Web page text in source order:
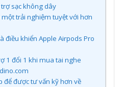
sạc không dây
một trải nghiệm tuyệt với hơn
điều khiển Apple Airpods Pro
1 đổi 1 khi mua tai nghe
để được tư vấn kỹ hơn về